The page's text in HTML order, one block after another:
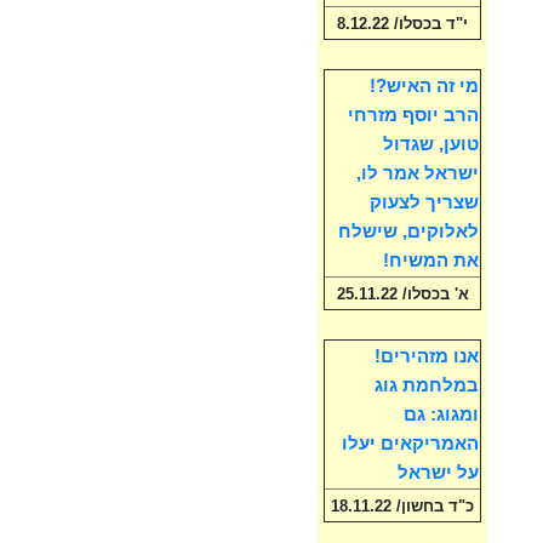
י"ד בכסלו/ 8.12.22
מי זה האיש?!
הרב יוסף מזרחי
טוען, שגדול
ישראל אמר לו,
שצריך לצעוק
לאלוקים, שישלח
את המשיח!
א' בכסלו/ 25.11.22
אנו מזהירים!
במלחמת גוג
ומגוג: גם
האמריקאים יעלו
על ישראל
כ"ד בחשון/ 18.11.22